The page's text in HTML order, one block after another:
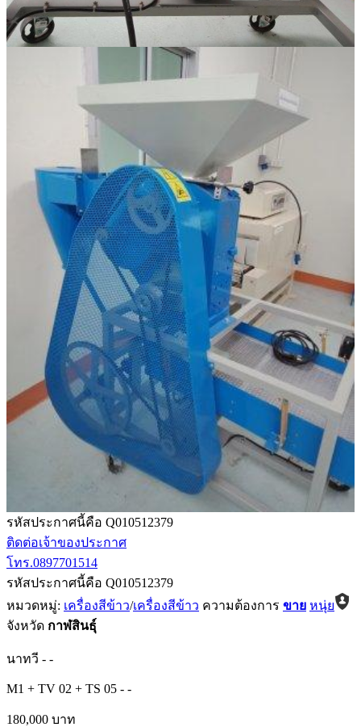
รหัสประกาศนี้คือ Q010512379
ติดต่อเจ้าของประกาศ
โทร.0897701514
รหัสประกาศนี้คือ Q010512379
หมวดหมู่: เครื่องสีข้าว/เครื่องสีข้าว ความต้องการ ขาย หนุ่ย
จังหวัด กาฬสินธุ์
นาทวี - -
M1 + TV 02 + TS 05 - -
180,000 บาท